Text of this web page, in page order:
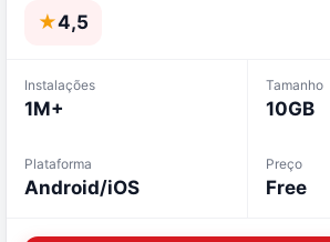
★4,5
Instalações
1M+
Tamanho
10GB
Plataforma
Android/iOS
Preço
Free